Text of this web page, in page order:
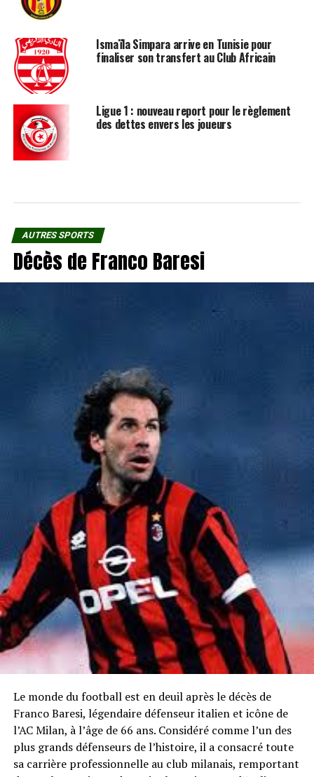
Ismaïla Simpara arrive en Tunisie pour
finaliser son transfert au Club Africain
Ligue 1 : nouveau report pour le règlement
des dettes envers les joueurs
AUTRES SPORTS
Décès de Franco Baresi
Le monde du football est en deuil après le décès de
Franco Baresi, légendaire défenseur italien et icône de
l’AC Milan, à l’âge de 66 ans. Considéré comme l’un des
plus grands défenseurs de l’histoire, il a consacré toute
sa carrière professionnelle au club milanais, remportant